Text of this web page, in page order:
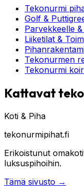
Tekonurmi
Golf &
Parvekkeelle
Liiketilat &
Tekonurmen
Tekonurmi
Kattavat
Koti & Piha
tekonurmipihat.fi
Erikoistunut
luksuspihoihin.
Tämä sivusto →